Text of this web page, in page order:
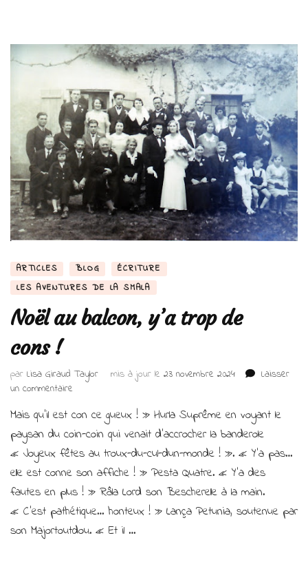
ARTICLES BLOG
ÉCRITURE
LES AVENTURES DE LA SMALA
Noël au balcon, y’a trop de
cons !
par Lisa Giraud Taylor mis à jour le 23 novembre 2024
Laisser
un commentaire
au
balcon,
trop
de
cons !
Mais qu’il est con ce gueux ! » Hurla Suprême en voyant le
paysan du coin-coin qui venait d’accrocher la banderole
« Joyeux fêtes au troux-du-cul-dun-monde ! ». « Y’a pas…
elle est conne son affiche ! » Pesta Quatre. « Y’a des
fautes en plus ! » Râla Lord son Bescherelle à la main.
« C’est pathétique… honteux ! » Lança Petunia, soutenue par
son Majortoutdou. « Et il …